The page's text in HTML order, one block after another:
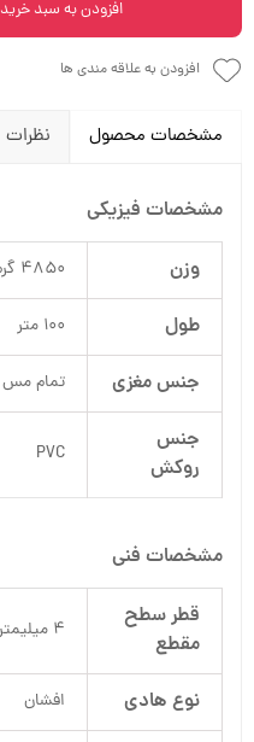
افزودن به سبد خرید
افزودن به علاقه مندی ها
مشخصات محصول نظرات
مشخصات فیزیکی
وزن 4850 گرم
طول 100 متر
جنس مغزی تمام مس
جنس
روکش
PVC
مشخصات فنی
قطر سطح
مقطع
4 میلیمتر
نوع هادی افشان